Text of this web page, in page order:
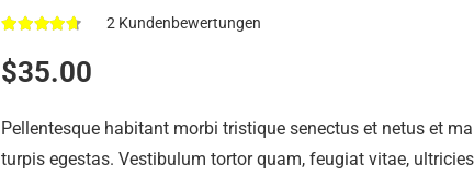
2Kundenbewertungen
$35.00
Pellentesque habitant morbi tristique senectus et netus et
turpis egestas. Vestibulum tortor quam, feugiat vitae,